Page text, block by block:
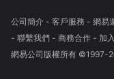
公司簡介- 客戶服務 - 網易
- 聯繫我們- 商務合作- 加
網易公司版權所有 ©1997-